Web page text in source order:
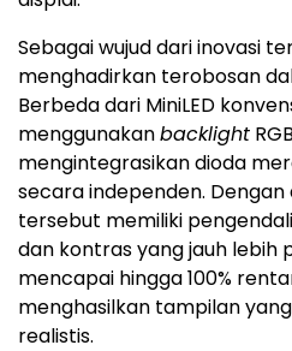
Sebagai wujud dari inovasi
menghadirkan terobosan
Berbeda dari MiniLED
menggunakanbacklight
mengintegrasikan dioda
secara independen.
tersebut memiliki
dan kontras yang jauh lebih
mencapai hingga 100%
menghasilkan tampilan
realistis.